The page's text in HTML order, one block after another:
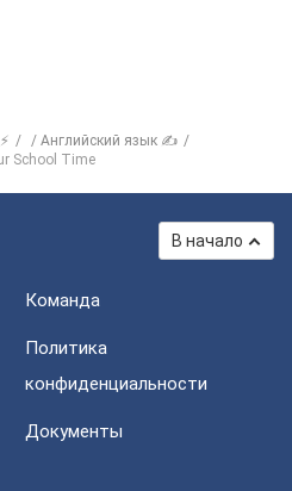
Английский язык ✍
School Time
В начало
Команда
Политика
конфиденциальности
Документы